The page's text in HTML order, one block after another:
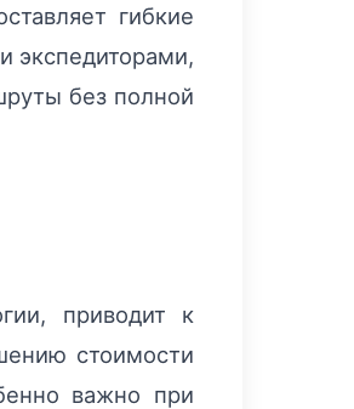
гибкие
экспедиторами,
без полной
приводит к
стоимости
важно при